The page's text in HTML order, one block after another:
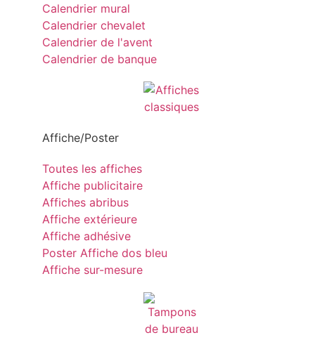
Calendrier mural
Calendrier chevalet
Calendrier de l'avent
Calendrier de banque
Affiche/Poster
Toutes les affiches
Affiche publicitaire
Affiches abribus
Affiche extérieure
Affiche adhésive
Poster Affiche dos bleu
Affiche sur-mesure